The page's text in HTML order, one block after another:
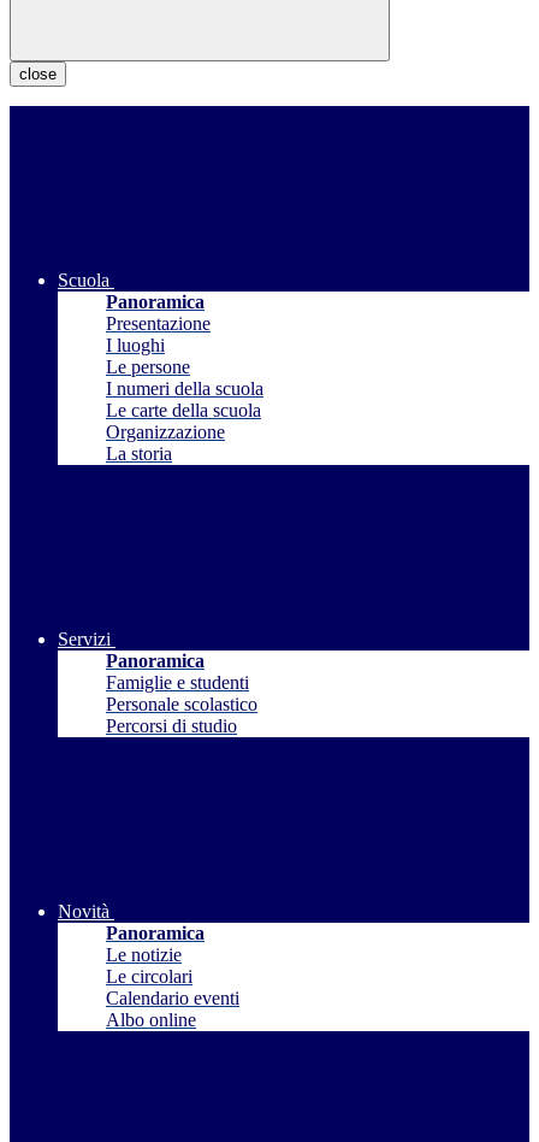
close
Scuola
Panoramica
Presentazione
I luoghi
Le persone
I numeri della scuola
Le carte della scuola
Organizzazione
La storia
Servizi
Panoramica
Famiglie e studenti
Personale scolastico
Percorsi di studio
Novità
Panoramica
Le notizie
Le circolari
Calendario eventi
Albo online